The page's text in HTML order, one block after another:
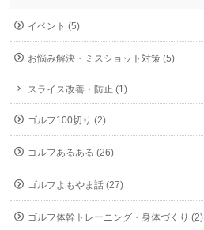
イベント (5)
お悩み解決・ミスショット対策 (5)
スライス改善・防止 (1)
ゴルフ100切り (2)
ゴルフあるある (26)
ゴルフよもやま話 (27)
ゴルフ体幹トレーニング・身体づくり (2)